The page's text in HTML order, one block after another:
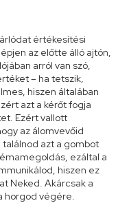
értékesítési
az előtte álló ajtón,
arról van szó,
– ha tetszik,
hiszen általában
azt a kérőt fogja
Ezért vallott
az álomvevőid
azt a gombot
ezáltal a
hiszen ez
Neked. Akárcsak a
horgod végére.